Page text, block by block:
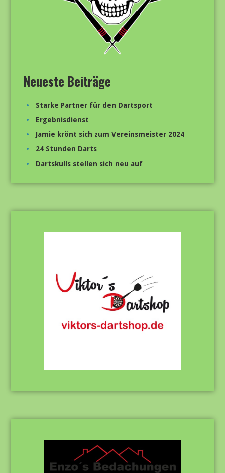
Neueste Beiträge
Starke Partner für den Dartsport
Ergebnisdienst
Jamie krönt sich zum Vereinsmeister 2024
24 Stunden Darts
Dartskulls stellen sich neu auf